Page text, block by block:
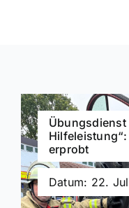
Übungsdienst
erprobt
Datum: 22.